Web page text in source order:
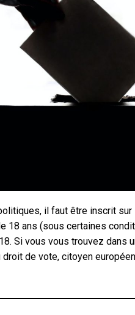
il faut être inscrit
18 ans (sous certaines
Si vous vous trouvez dans
droit de vote, citoyen